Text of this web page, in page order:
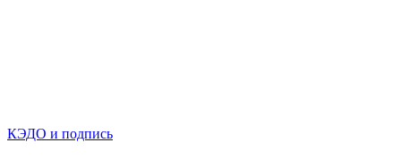
КЭДО и подпись